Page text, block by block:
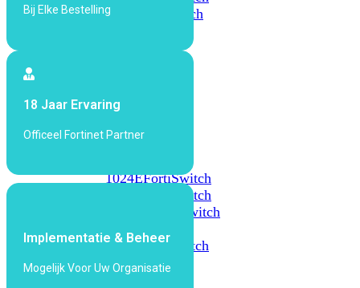
648F
FortiSwitch
1000
Series
1024EFortiSwitch
FortiSwitch
FortiSwitch
T1024F-
FPOEFortiSwitch
1048G
Bij Elke Bestelling
18 Jaar Ervaring
Officeel Fortinet Partner
Implementatie & Beheer
Mogelijk Voor Uw Organisatie